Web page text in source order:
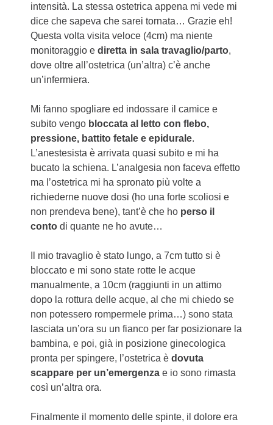
intensità. La stessa ostetrica appena mi vede mi
dice che sapeva che sarei tornata… Grazie eh!
Questa volta visita veloce (4cm) ma niente
monitoraggio ediretta in sala travaglio/parto,
dove oltre all’ostetrica (un’altra) c’è anche
un’infermiera.
Mi fanno spogliare ed indossare il camice e
subito vengo bloccata al letto con flebo,
pressione, battito fetale e epidurale.
L’anestesista è arrivata quasi subito e mi ha
bucato la schiena. L’analgesia non faceva effetto
ma l’ostetrica mi ha spronato più volte a
richiederne nuove dosi (ho una forte scoliosi e
non prendeva bene), tant’è che ho perso il
conto di quante ne ho avute…
Il mio travaglio è stato lungo, a 7cm tutto si è
bloccato e mi sono state rotte le acque
manualmente, a 10cm (raggiunti in un attimo
dopo la rottura delle acque, al che mi chiedo se
non potessero rompermele prima…) sono stata
lasciata un’ora su un fianco per far posizionare la
bambina, e poi, già in posizione ginecologica
pronta per spingere, l’ostetrica èdovuta
scappare per un’emergenza e io sono rimasta
così un’altra ora.
Finalmente il momento delle spinte, il dolore era